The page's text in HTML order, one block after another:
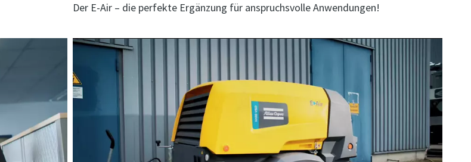
Der E-Air – die perfekte Ergänzung für anspruchsvolle Anwendungen!